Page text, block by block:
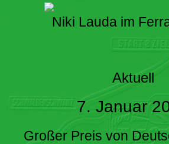
Niki Lauda im
Aktuell
7. Januar
Großer Preis von